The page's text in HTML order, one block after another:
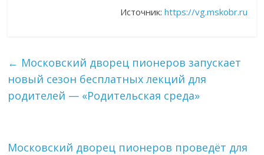
Источник: https://vg.mskobr.ru
← Московский дворец пионеров запускает
новый сезон бесплатных лекций для
родителей — «Родительская среда»
Московский дворец пионеров проведёт для